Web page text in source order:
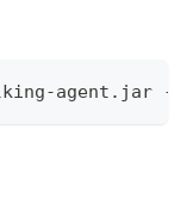
agent.jar -